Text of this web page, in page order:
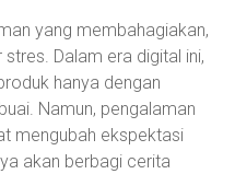
yang membahagiakan,
Dalam era digital ini,
hanya dengan
Namun, pengalaman
mengubah ekspektasi
akan berbagi cerita